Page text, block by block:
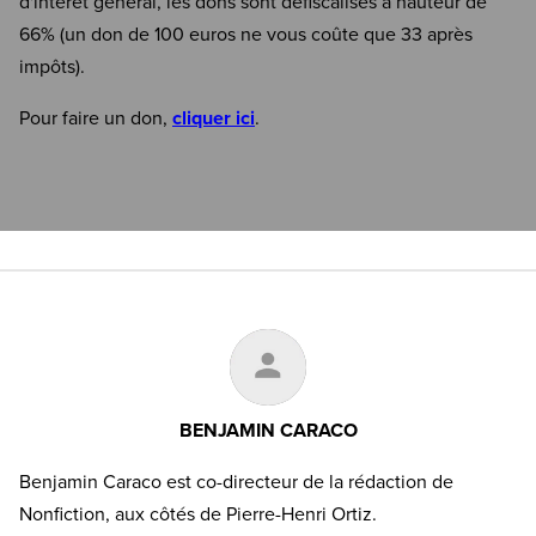
66% (un don de 100 euros ne vous coûte que 33 après
impôts).
Pour faire un don, cliquer ici.
BENJAMIN CARACO
Benjamin Caraco est co-directeur de la rédaction de
Nonfiction, aux côtés de Pierre-Henri Ortiz.